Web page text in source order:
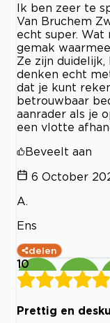
Ik ben zeer te
Van Bruchem
echt super. Wat
gemak
Ze zijn
denken echt
dat je kunt
betrouwbaar
aanrader als je
een vlotte
Beveelt aan
6 October
A.
Ens
delen
10
Prettig en